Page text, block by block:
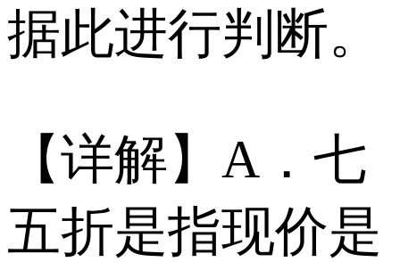
据此进行判断。
【详解】A．七
五折是指现价是